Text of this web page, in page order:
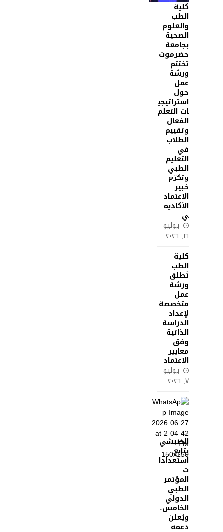
كلية
الطب
والعلوم
الصحية
بجامعة
حضرموت
تختتم
ورشة
عمل
حول
استراتيجي
ات التعلم
الفعال
وتقييم
الطلاب
في
التعليم
الطبي
وتكرّم
خبير
الاعتماد
الأكاديم
ي
يوليو
١٦, ٢٠٢٦
كلية
الطب
تُطلق
ورشة
عمل
متخصصة
لإعداد
الدراسة
الذاتية
وفق
معايير
الاعتماد
يوليو
٧, ٢٠٢٦
الخنبشي
يتابع
استعدادا
ت
المؤتمر
الطبي
الدولي
الخامس،
ويُعلن
دعمه